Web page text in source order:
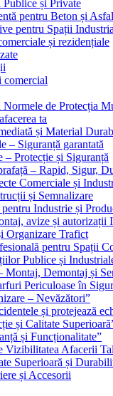
și Private
pentru Beton și
pentru Spații
și rezidențiale
comercial
Normele de Protecția
ta
și Material
– Siguranță garantată
Protecție și Siguranță
– Rapid, Sigur,
Comerciale și
și Semnalizare
Industrie și
avize și autorizații
Organizare Trafict
pentru Spații
Publice și
Demontaj și
Periculoase în
– Nevăzători”
și protejează
și Calitate
și Funcționalitate”
Vizibilitatea Afacerii
Superioară și
și Accesorii